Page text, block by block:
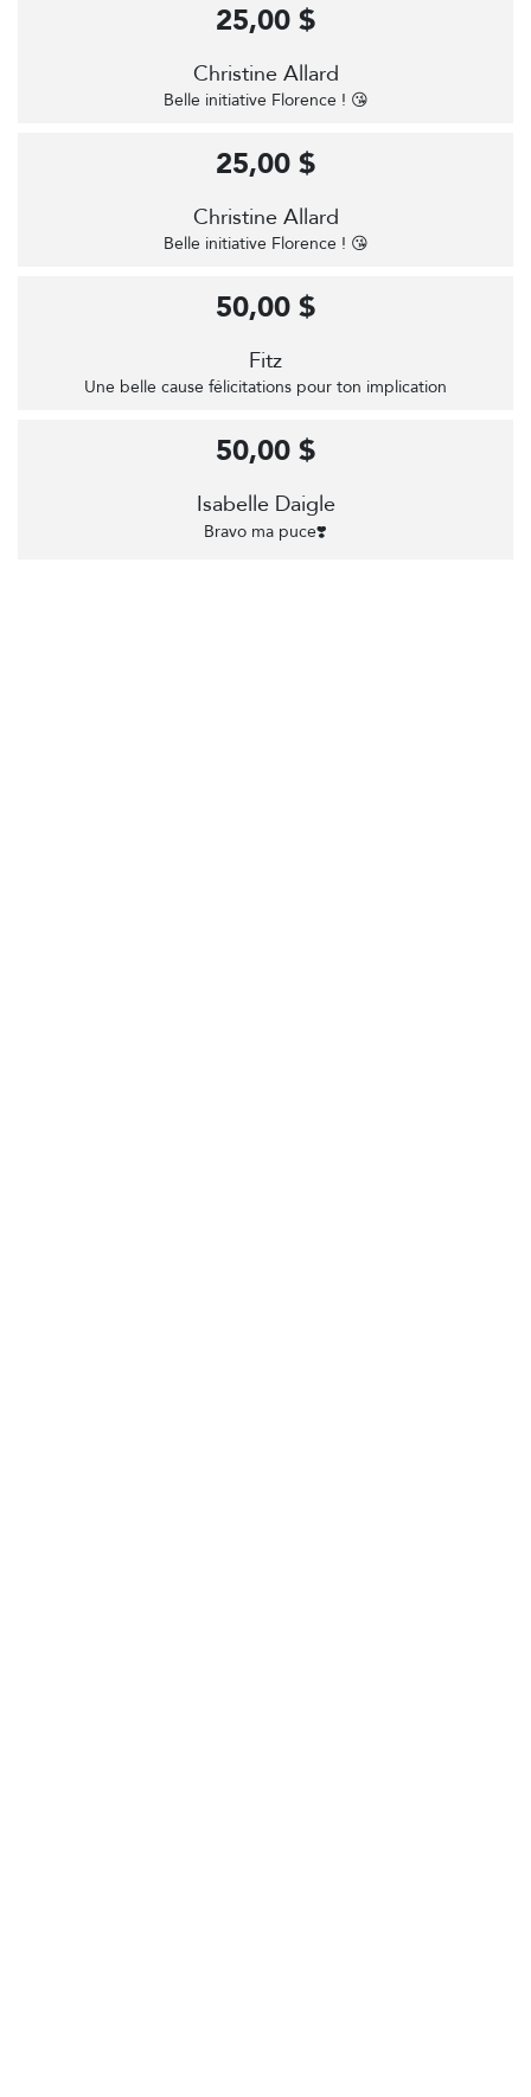
Christine Allard
Belle initiative Florence ! 😘
25,00 $
Christine Allard
Belle initiative Florence ! 😘
25,00 $
Fitz
Une belle cause félicitations pour ton implication
50,00 $
Isabelle Daigle
Bravo ma puce❣️
50,00 $